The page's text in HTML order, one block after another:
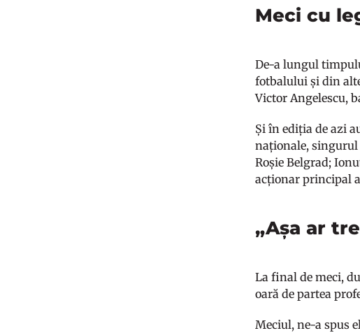
Meci cu
De-a lungul
fotbalului și din
Victor Angelescu,
Și în ediția de azi
naționale, singurul
Roșie Belgrad;
acționar principal
„Așa ar
La final de meci,
oară de partea
Meciul, ne-a spus